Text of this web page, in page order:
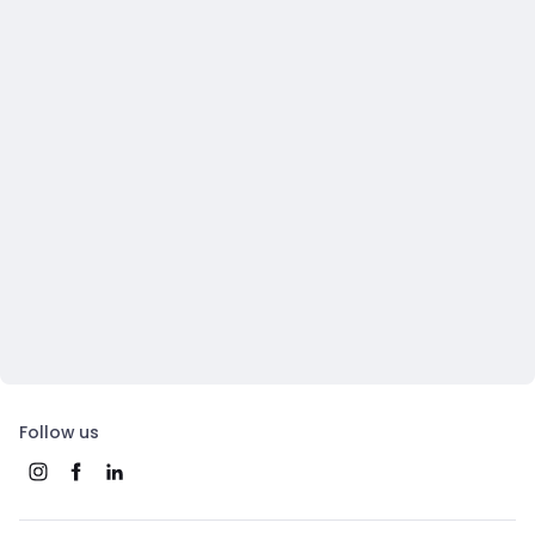
Follow us